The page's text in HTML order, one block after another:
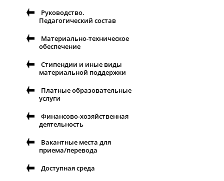
Руководство.
Педагогический состав
Материально-техническое
обеспечение
Стипендии и иные виды
материальной поддержки
Платные образовательные
услуги
Финансово-хозяйственная
деятельность
Вакантные места для
приема/перевода
Доступная среда